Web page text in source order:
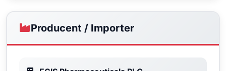
Producent / Importer